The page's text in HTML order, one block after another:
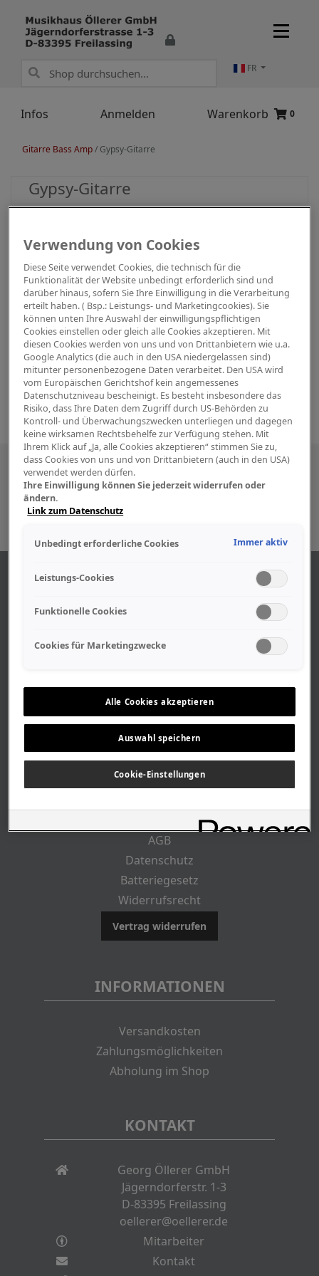
Infos Anmelden Warenkorb 0
FR
Gitarre Bass Amp/ Gypsy-Gitarre
Gypsy-Gitarre
Besuchen Sie uns auch in den sozialen
Medien
Geschäftszeiten
Stellenangebote
Geschichte
RECHTLICHES
AGB
Datenschutz
Batteriegesetz
Widerrufsrecht
Vertrag widerrufen
INFORMATIONEN
Versandkosten
Zahlungsmöglichkeiten
Abholung im Shop
KONTAKT
Georg Öllerer GmbH
Jägerndorferstr. 1-3
D-83395 Freilassing
oellerer@oellerer.de
Mitarbeiter
Kontakt
Verwendung von Cookies
Diese Seite verwendet Cookies, die technisch für die
Funktionalität der Website unbedingt erforderlich sind und
darüber hinaus, sofern Sie Ihre Einwilligung in die Verarbeitung
erteilt haben. ( Bsp.: Leistungs- und Marketingcookies). Sie
können unten Ihre Auswahl der einwilligungspflichtigen
Cookies einstellen oder gleich alle Cookies akzeptieren. Mit
diesen Cookies werden von uns und von Drittanbietern wie u.a.
Google Analytics (die auch in den USA niedergelassen sind)
mitunter personenbezogene Daten verarbeitet. Den USA wird
vom Europäischen Gerichtshof kein angemessenes
Datenschutzniveau bescheinigt. Es besteht insbesondere das
Risiko, dass Ihre Daten dem Zugriff durch US-Behörden zu
Kontroll- und Überwachungszwecken unterliegen und dagegen
keine wirksamen Rechtsbehelfe zur Verfügung stehen. Mit
Ihrem Klick auf „Ja, alle Cookies akzeptieren“ stimmen Sie zu,
dass Cookies von uns und von Drittanbietern (auch in den USA)
verwendet werden dürfen.
Ihre Einwilligung können Sie jederzeit widerrufen oder
ändern.
Link zum Datenschutz
Unbedingt erforderliche Cookies Immer aktiv
Leistungs-Cookies
Funktionelle Cookies
Cookies für Marketingzwecke
Alle Cookies akzeptieren
Auswahl speichern
Cookie-Einstellungen